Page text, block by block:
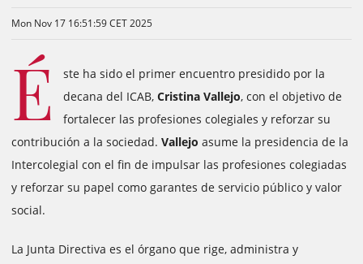
Mon Nov 17 16:51:59 CET 2025
É
ste ha sido el primer encuentro presidido por la
decana del ICAB, Cristina Vallejo, con el objetivo de
fortalecer las profesiones colegiales y reforzar su
contribución a la sociedad. Vallejo asume la presidencia de la
Intercolegial con el fin de impulsar las profesiones colegiadas
y reforzar su papel como garantes de servicio público y valor
social.
La Junta Directiva es el órgano que rige, administra y